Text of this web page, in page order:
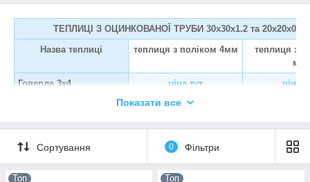
ТЕПЛИЦІ З ОЦИНКОВАНОЇ ТРУБИ 30х30х1.2 та
Назва теплиці
теплиця з поліком 4мм
теплиця з
мм
Говерла 3х4
ціна тут
ціна
ціна тут
Говерла 3х10
ціна тут
ціна
Говерла 4х6
ціна тут
ціна
Показати все
Сортування 0 Фільтри
Топ Топ